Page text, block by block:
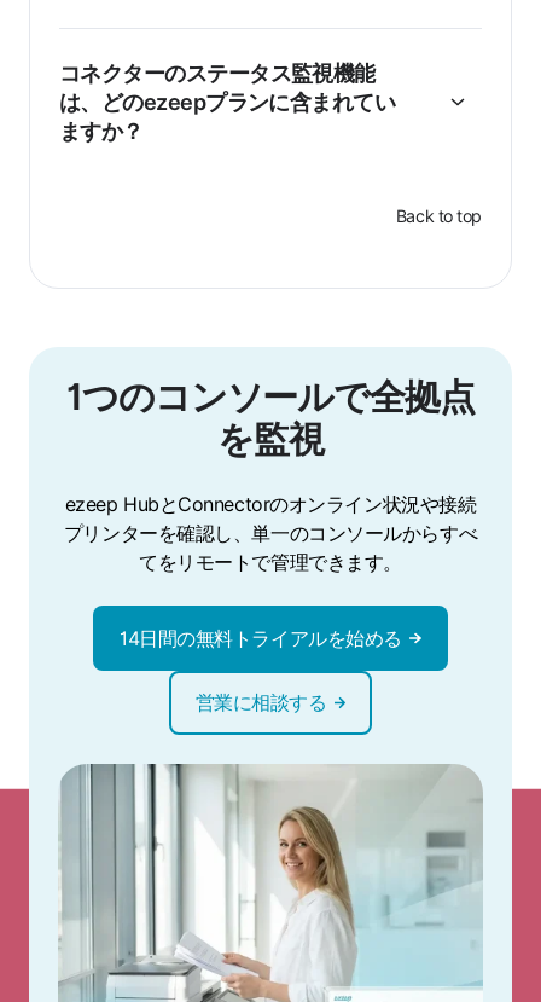
コネクターのステータス監視機能
は、どのezeepプランに含まれてい
ますか？
Back to top
1つのコンソールで全拠点
を監視
ezeep HubとConnectorのオンライン状況や接続
プリンターを確認し、単一のコンソールからすべ
てをリモートで管理できます。
14日間の無料トライアルを始める
営業に相談する